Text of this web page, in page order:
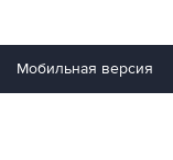
Мобильная версия